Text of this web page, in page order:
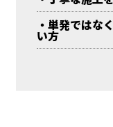
・単発ではな
い方